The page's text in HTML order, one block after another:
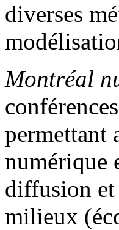
diverses
Montréal
permettant
numérique
diffusion et
milieux